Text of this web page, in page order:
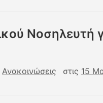
Νοσηλευτή
Ανακοινώσεις στις 15